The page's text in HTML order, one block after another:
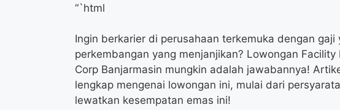
“`html
Ingin berkarier di perusahaan terkemuka dengan
perkembangan yang menjanjikan? Lowongan
Corp Banjarmasin mungkin adalah jawabannya!
lengkap mengenai lowongan ini, mulai dari
lewatkan kesempatan emas ini!